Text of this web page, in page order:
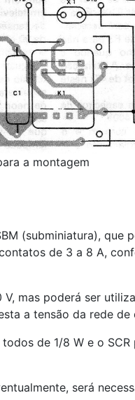
a montagem
(subminiatura), que
de 3 a 8 A,
V, mas poderá ser
a tensão da rede de
de 1/8 W e o
será